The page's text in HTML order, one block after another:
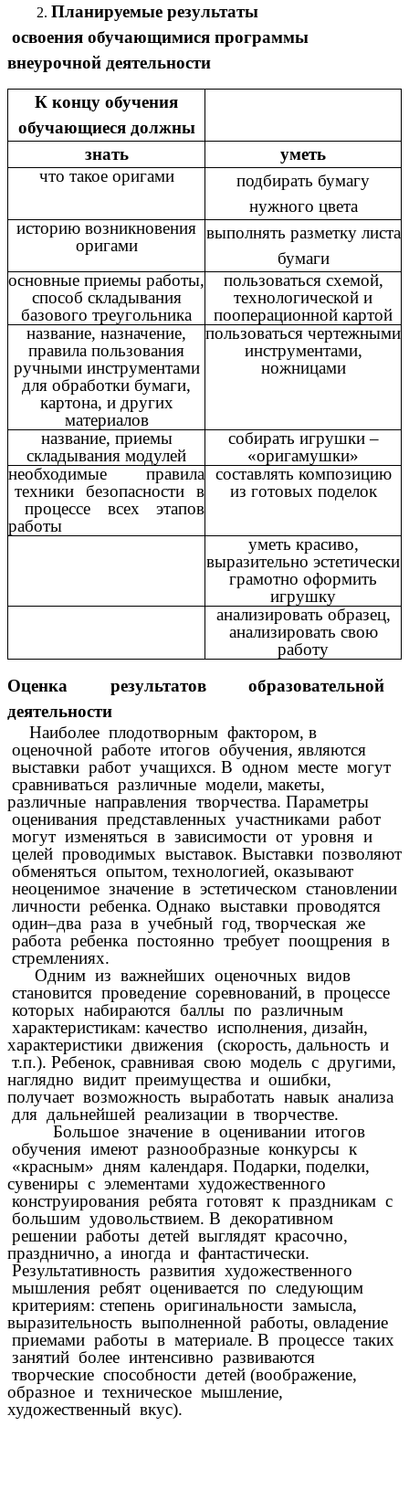
Планируемые результаты
освоения обучающимися программы
внеурочной деятельности
К концу обучения
обучающиеся должны
знать
уметь
что такое оригами
подбирать бумагу
нужного цвета
историю возникновения
оригами
выполнять разметку листа
бумаги
основные приемы работы,
способ складывания
базового треугольника
пользоваться схемой,
технологической и
пооперационной картой
название, назначение,
правила пользования
ручными инструментами
для обработки бумаги,
картона, и других
материалов
пользоваться чертежными
инструментами,
ножницами
название, приемы
складывания модулей
собирать игрушки –
«оригамушки»
необходимые правила
техники безопасности в
процессе всех этапов
работы
составлять композицию
из готовых поделок
уметь красиво,
выразительно эстетически
грамотно оформить
игрушку
анализировать образец,
анализировать свою
работу
Оценка результатов образовательной
деятельности
Наиболее плодотворным фактором, в
оценочной работе итогов обучения, являются
выставки работ учащихся. В одном месте могут
сравниваться различные модели, макеты,
различные направления творчества. Параметры
оценивания представленных участниками работ
могут изменяться в зависимости от уровня и
целей проводимых выставок. Выставки позволяют
обменяться опытом, технологией, оказывают
неоценимое значение в эстетическом становлении
личности ребенка. Однако выставки проводятся
один–два раза в учебный год, творческая же
работа ребенка постоянно требует поощрения в
стремлениях.
Одним из важнейших оценочных видов
становится проведение соревнований, в процессе
которых набираются баллы по различным
характеристикам: качество исполнения, дизайн,
характеристики движения (скорость, дальность и
т.п.). Ребенок, сравнивая свою модель с другими,
наглядно видит преимущества и ошибки,
получает возможность выработать навык анализа
для дальнейшей реализации в творчестве.
Большое значение в оценивании итогов
обучения имеют разнообразные конкурсы к
«красным» дням календаря. Подарки, поделки,
сувениры с элементами художественного
конструирования ребята готовят к праздникам с
большим удовольствием. В декоративном
решении работы детей выглядят красочно,
празднично, а иногда и фантастически.
Результативность развития художественного
мышления ребят оценивается по следующим
критериям: степень оригинальности замысла,
выразительность выполненной работы, овладение
приемами работы в материале. В процессе таких
занятий более интенсивно развиваются
творческие способности детей (воображение,
образное и техническое мышление,
художественный вкус).